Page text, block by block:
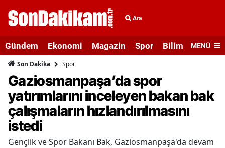
Ara
Gündem Ekonomi Magazin Spor Bilim veMENÜ
Son Dakika Spor
Gaziosmanpaşa’da spor
yatırımlarını inceleyen bakan bak
çalışmaların hızlandırılmasını
istedi
Gençlik ve Spor Bakanı Bak, Gaziosmanpaşa'da devam